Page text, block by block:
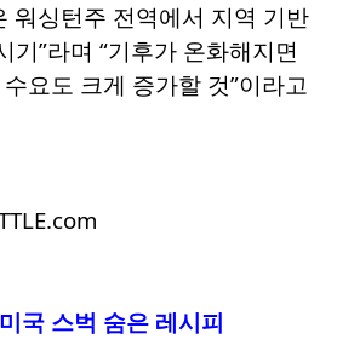
워싱턴주 전역에서 지역 기반
기”라며 “기후가 온화해지면
요도 크게 증가할 것”이라고
국 스벅 숨은 레시피